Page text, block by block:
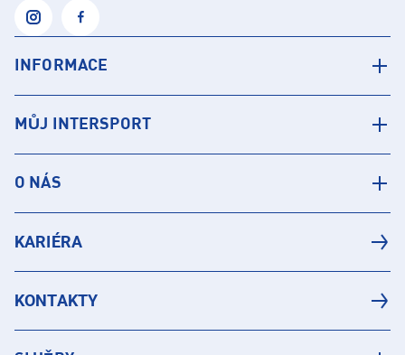
INFORMACE
MŮJ INTERSPORT
O NÁS
KARIÉRA
KONTAKTY